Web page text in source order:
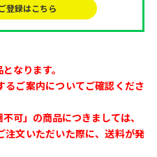
登録はこちら
なります。
るご案内についてご確認くださ
可」の商品につきましては、
注文いただいた際に、送料が発